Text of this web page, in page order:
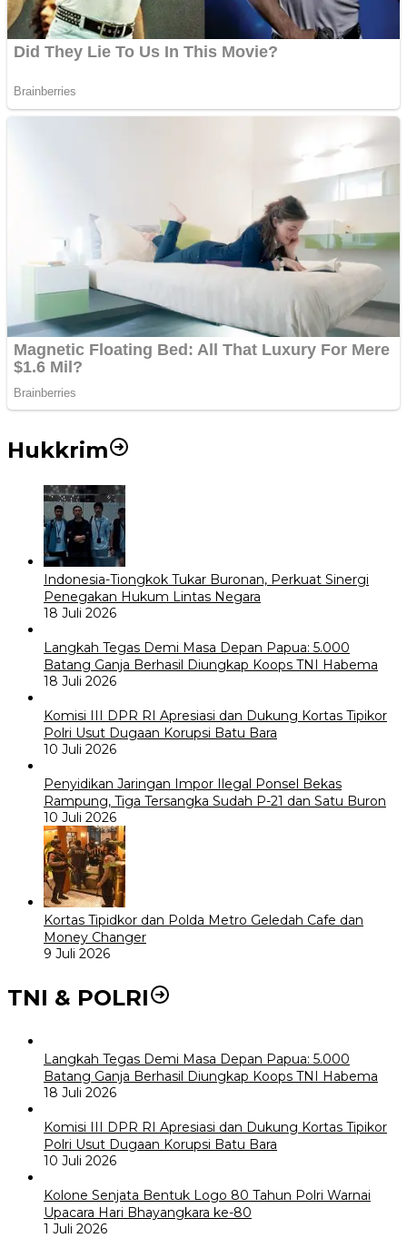
Hukkrim
Indonesia-Tiongkok Tukar Buronan, Perkuat Sinergi
Penegakan Hukum Lintas Negara
18 Juli 2026
Langkah Tegas Demi Masa Depan Papua: 5.000
Batang Ganja Berhasil Diungkap Koops TNI Habema
18 Juli 2026
Komisi III DPR RI Apresiasi dan Dukung Kortas Tipikor
Polri Usut Dugaan Korupsi Batu Bara
10 Juli 2026
Penyidikan Jaringan Impor Ilegal Ponsel Bekas
Rampung, Tiga Tersangka Sudah P-21 dan Satu Buron
10 Juli 2026
Kortas Tipidkor dan Polda Metro Geledah Cafe dan
Money Changer
9 Juli 2026
TNI & POLRI
Langkah Tegas Demi Masa Depan Papua: 5.000
Batang Ganja Berhasil Diungkap Koops TNI Habema
18 Juli 2026
Komisi III DPR RI Apresiasi dan Dukung Kortas Tipikor
Polri Usut Dugaan Korupsi Batu Bara
10 Juli 2026
Kolone Senjata Bentuk Logo 80 Tahun Polri Warnai
Upacara Hari Bhayangkara ke-80
1 Juli 2026